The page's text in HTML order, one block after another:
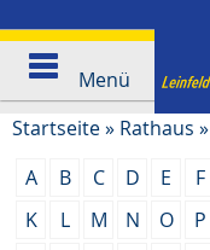
Menü
Startseite» Rathaus »
A
B C D E F
K
L M N O P